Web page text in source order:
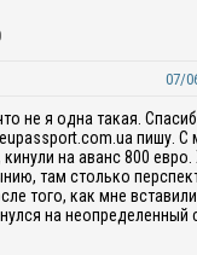
07/
не я одна такая.
пишу. С
на аванс 800 евро.
там столько
того, как мне
на неопределенный